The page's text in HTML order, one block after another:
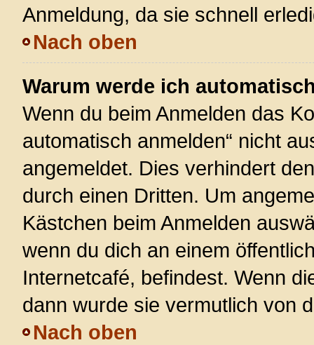
Anmeldung, da sie schnell
Nach oben
Warum werde ich
Wenn du beim Anmelden das
automatisch anmelden“ nicht
angemeldet. Dies verhindert
durch einen Dritten. Um
Kästchen beim Anmelden
wenn du dich an einem
Internetcafé, befindest. Wenn
dann wurde sie vermutlich von
Nach oben